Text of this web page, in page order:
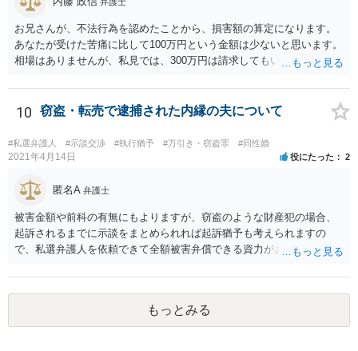
お兄さんが、不法行為を認めたことから、損害額の算定になります。
あなたが受けた苦痛に比して100万円という金額は少ないと思います。
相場はありませんが、私見では、300万円は請求してもいいですね。
なるような条件では困るでしょう。 支払いの効果を高めるために、弁
護士を立ち合い人にするといいで しょう。 したがって、金額も含め
て、条件については弁護士と話をするといい でしょう。 書面はどちら
が作っても構いません。 書類を作るには、少なくも、５５０００円
は、かかるでしょう。
10 窃盗・転売で逮捕された内縁の夫について
#私選弁護人 #示談交渉 #執行猶予 #万引き・窃盗罪 #同性婚
2021年4月14日 役にたった 2
匿名A 弁護士
被害金額や前科の有無にもよりますが、窃盗のような財産犯の場合、
起訴されるまでに示談をまとめられれば起訴猶予も考えられますの
で、私選弁護人を依頼できて全額被害弁償できる資力がお有りなので
めいたします。起訴されてしまうと前科はついてしまう可能性が極め
て高いので、被害金額はさほど大きくなく初犯で起訴猶予の可能性が
あり得る事案なのであれば、起訴までの弁護活動が極めて重要です。
もちろん国選弁護人であってもできるかぎり最善を尽くす弁護士が大
もっとみる